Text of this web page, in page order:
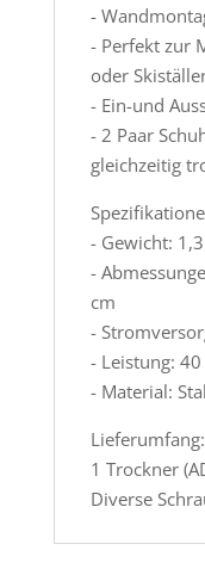
-
- Perfekt zur
oder
- Ein-und
- 2 Paar
gleichzeitig
- Gewicht:
-
cm
-
- Leistung:
- Material:
Lieferumfang:
1 Trockner
Diverse